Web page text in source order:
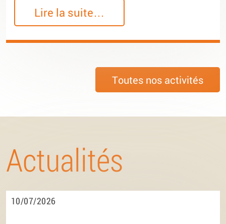
Lire la suite…
Toutes nos activités
Actualités
10/07/2026